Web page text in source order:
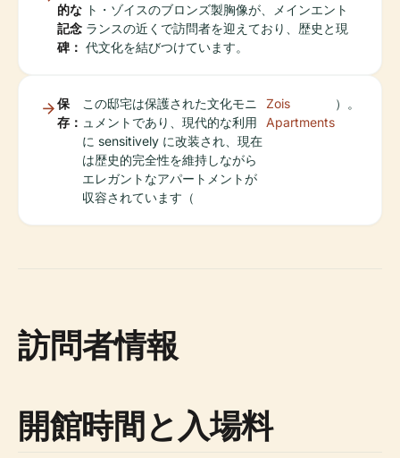
的な
記念
碑：
ト・ゾイスのブロンズ製胸像が、メインエント
ランスの近くで訪問者を迎えており、歴史と現
代文化を結びつけています。
保
存：
この邸宅は保護された文化モニ
ュメントであり、現代的な利用
に sensitively に改装され、現在
は歴史的完全性を維持しながら
エレガントなアパートメントが
収容されています（
Zois
Apartments
）。
訪問者情報
開館時間と入場料